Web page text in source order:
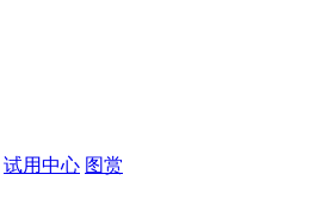
试用中心 图赏